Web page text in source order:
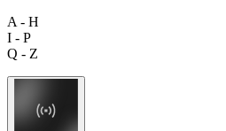
A - H
I - P
Q - Z